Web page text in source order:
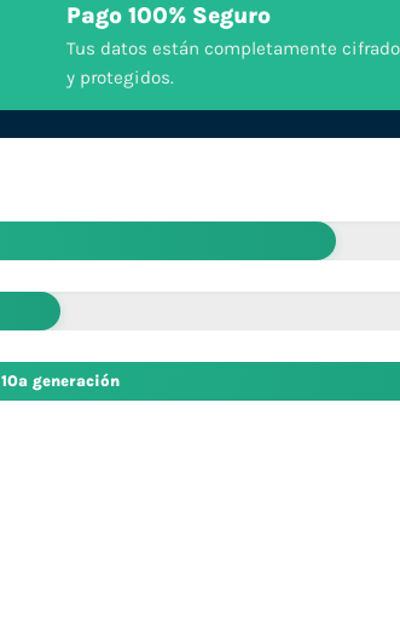
Pago 100% Seguro
Tus datos están completamente
y protegidos.
10ª generación